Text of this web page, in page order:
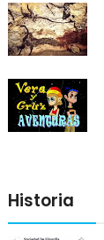
Historia